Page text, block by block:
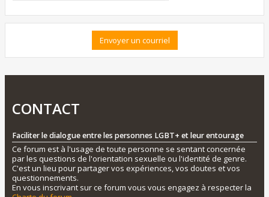
CONTACT
Faciliter le dialogue entre les personnes LGBT+ et leur entourage
Ce forum est à l'usage de toute personne se sentant concernée
par les questions de l'orientation sexuelle ou l'identité de genre.
C'est un lieu pour partager vos expériences, vos doutes et vos
questionnements.
En vous inscrivant sur ce forum vous vous engagez à respecter la